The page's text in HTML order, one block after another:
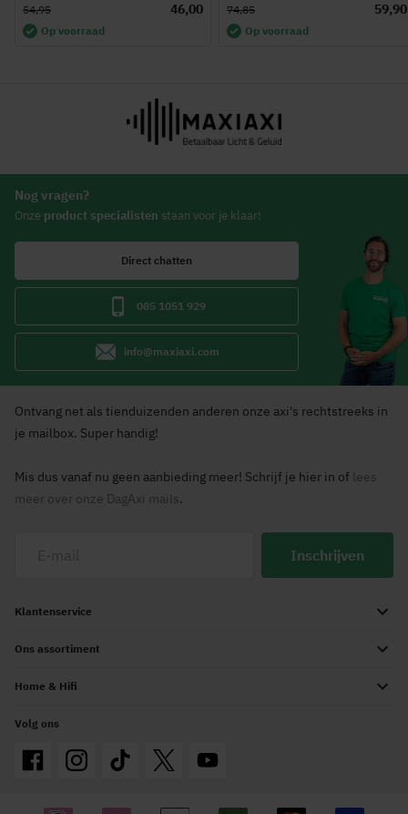
46,00
54,95
Op voorraad
59,90
74,85
Op voorraad
Nog vragen?
Onze product specialisten staan voor je klaar!
Direct chatten
085 1051 929
info@maxiaxi.com
Ontvang net als tienduizenden anderen onze axi's rechtstreeks in
je mailbox. Super handig!
Mis dus vanaf nu geen aanbieding meer! Schrijf je hier in of lees
meer over onze DagAxi mails.
Inschrijven
Klantenservice
Ons assortiment
Home & Hifi
Volg ons